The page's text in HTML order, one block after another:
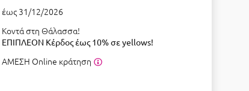
έως 31/12/2026
Κοντά στη Θάλασσα!
ΕΠΙΠΛΕΟΝ Κέρδος έως 10% σε yellows!
ΑΜΕΣΗ Online κράτηση